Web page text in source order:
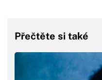
Přečtěte si také